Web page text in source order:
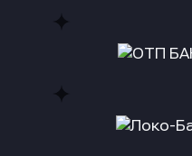
Оправить
Оправить